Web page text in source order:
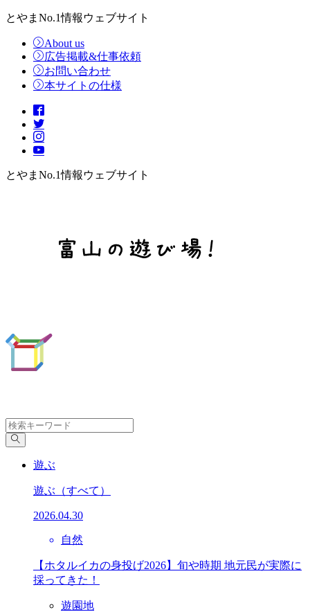
とやまNo.1情報ウェブサイト
About us
広告掲載&仕事依頼
お問い合わせ
本サイトの仕様
とやまNo.1情報ウェブサイト
遊ぶ
遊ぶ （すべて）
2026.04.30
自然
【ホタルイカの身投げ2026】旬や時期 地元民が実際に
採ってきた！
遊園地